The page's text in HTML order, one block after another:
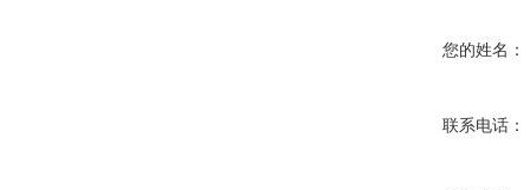
您的姓名：
联系电话：